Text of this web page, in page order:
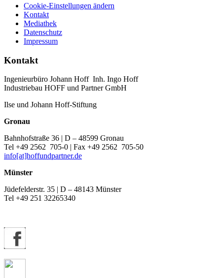
Cookie-Einstellungen ändern
Kontakt
Mediathek
Datenschutz
Impressum
Kontakt
Ingenieurbüro Johann Hoff Inh. Ingo Hoff
Industriebau HOFF und Partner GmbH
Ilse und Johann Hoff-Stiftung
Gronau
Bahnhofstraße 36 | D – 48599 Gronau
Tel +49 2562 705-0 | Fax +49 2562 705-50
info[at]hoffundpartner.de
Münster
Jüdefelderstr. 35 | D – 48143 Münster
Tel +49 251 32265340